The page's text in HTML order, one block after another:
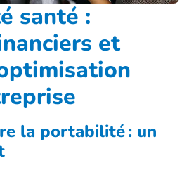
santé :
et
la portabilité : un